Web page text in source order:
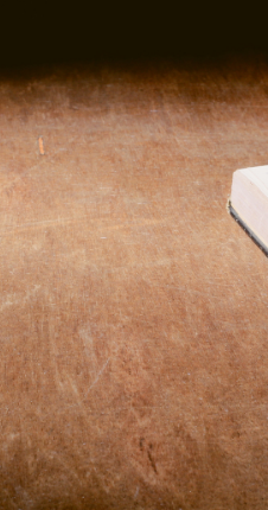
属灵书籍 聚
关于我们